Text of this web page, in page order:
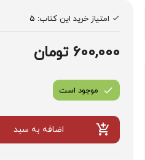
امتیاز خرید این کتاب: 5
600,000 تومان
موجود است
اضافه به سبد